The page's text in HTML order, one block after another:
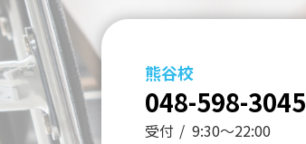
熊谷校
048-598-3045
受付 9:30～22:00